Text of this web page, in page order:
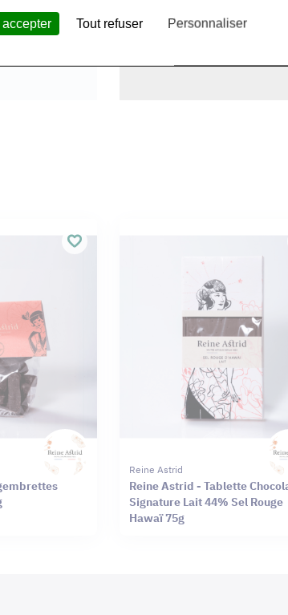
Reine Astrid
Reine Astrid - Tablette
Signature Lait 44% Sel Rouge
Hawaï 75g
accepter Tout refuser Personnaliser